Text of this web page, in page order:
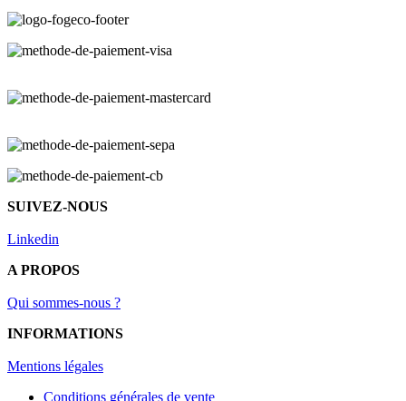
SUIVEZ-NOUS
Linkedin
A PROPOS
Qui sommes-nous ?
INFORMATIONS
Mentions légales
Conditions générales de vente